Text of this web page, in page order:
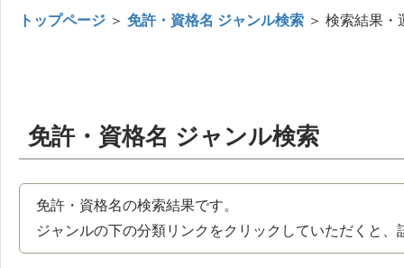
トップページ ＞ 免許・資格名 ジャンル検索 ＞ 検索結果・
免許・資格名 ジャンル検索
免許・資格名の検索結果です。
ジャンルの下の分類リンクをクリックしていただくと